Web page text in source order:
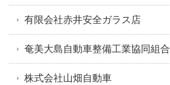
有限会社赤井安全ガラス店
奄美大島自動車整備工業協同組合
株式会社山畑自動車